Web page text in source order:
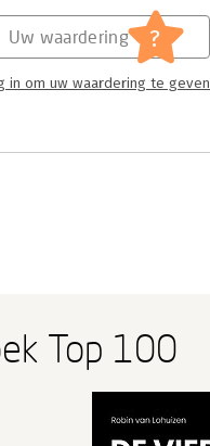
Uw waardering ?
in om uw waardering te geven
Top 100